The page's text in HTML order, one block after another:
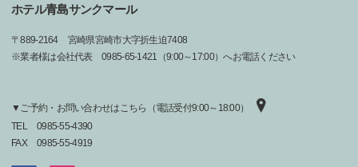
ホテル青島サンクマール
〒889-2164
宮崎県宮崎市大字折生迫7408
※業者様は会社代表 0985-65-1421（9:00～17:00）へお電話ください
▼ご予約・お問い合わせはこちら（電話受付9:00～18:00）
TEL
0985-55-4390
FAX
0985-55-4919